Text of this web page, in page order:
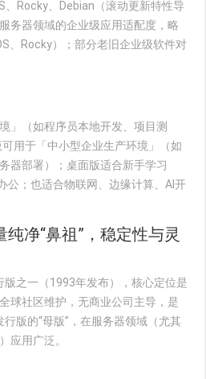
、Rocky、Debian（滚动更新特性导
务器领域的企业级应用适配度，略
、Rocky）；部分老旧企业级软件对
」（如程序员本地开发、项目测
用于「中小型企业生产环境」（如
器部署）；桌面版适合新手学习
公；也适合物联网、边缘计算、AI开
纯净“鼻祖”，稳定性与灵
版之一（1993年发布），核心定位是
球社区维护，无商业公司主导，是
版的“母版”，在服务器领域（尤其
应用广泛。